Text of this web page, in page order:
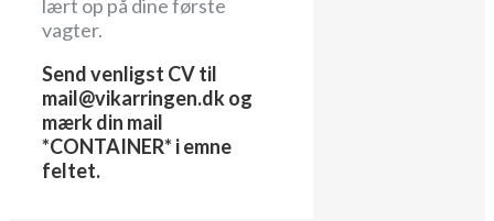
lært op på dine første
vagter.
Send venligst CV til
mail@vikarringen.dk og
mærk din mail
*CONTAINER* i emne
feltet.